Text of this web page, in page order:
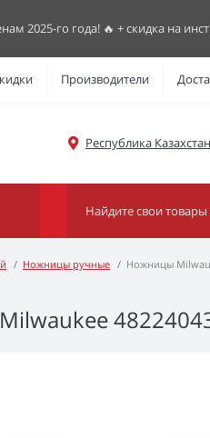
2025-го года! 🔥 + скидка на
Производители
Республика
Ножницы ручные Ножницы